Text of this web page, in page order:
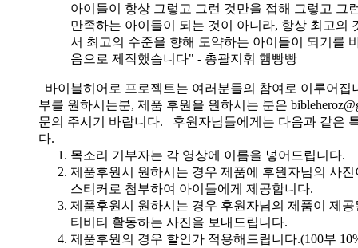
아이들이 항상 그렇고 그런 것만을 접해 그렇고 그
만족하는 아이들이 되는 것이 아니라, 항상 최고의
서 최고의 수준을 향해 도약하는 아이들이 되기를
음으로 제작했습니다" - 총괄지휘 햄빵빵
바이블히어로 프로젝트는 여러분들의 참여로 이루어집
부를 원하시는분, 제품 후원을 원하시는 분은
문의 주시기 바랍니다. 후원자님들에게는 다음과 같은
다.
목소리 기부자는 각 영상에 이름을 넣어드립니다.
제품후원시 원하시는 경우 제품에 후원자님의 사
스티커로 첨부하여 아이들에게 제공합니다.
제품후원시 원하시는 경우 후원자님의 제품이 제
티비티 활동하는 사진을 보내드립니다.
제품후원의 경우 할인가 적용해드립니다.(100부